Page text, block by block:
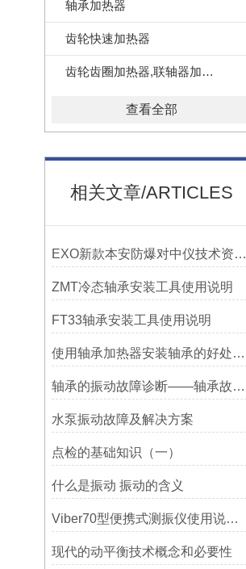
轴承加热器
齿轮快速加热器
齿轮齿圈加热器,联轴器加热器
查看全部
相关文章/ARTICLES
EXO新款本安防爆对中仪技术资料简介——宁波利德仪器
ZMT冷态轴承安装工具使用说明
FT33轴承安装工具使用说明
使用轴承加热器安装轴承的好处及优势——宁波利德
轴承的振动故障诊断——轴承故障检测仪
水泵振动故障及解决方案
点检的基础知识（一）
什么是振动 振动的含义
Viber70型便携式测振仪使用说明书-宁波市镇海利德仪器设备公司
现代的动平衡技术概念和必要性